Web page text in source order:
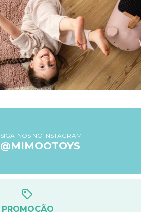
SIGA-NOS NO INSTAGRAM
@MIMOOTOYS
PROMOÇÃO